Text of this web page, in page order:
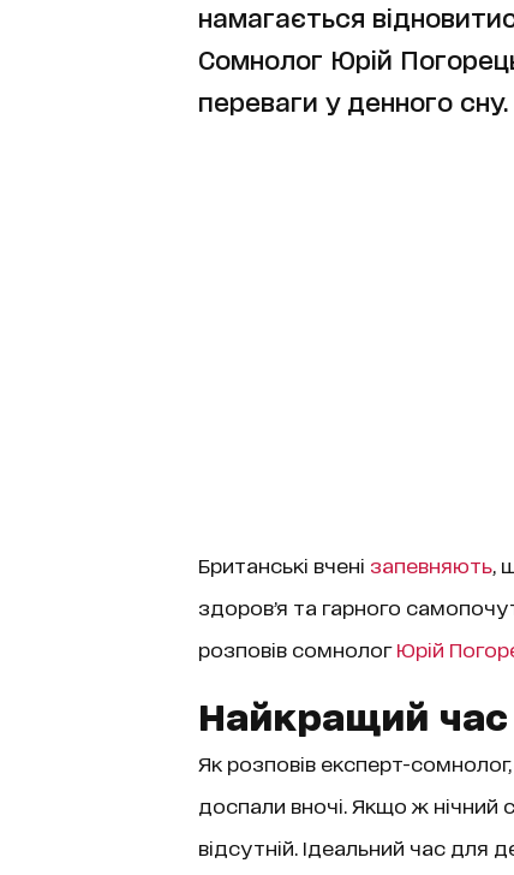
намагається
Сомнолог Юрій
переваги у денного сну.
Британські вчені запевняють,
здоровʼя та гарного
розповів сомнолог Юрій
Найкращий
Як розповів експерт-
доспали вночі. Якщо ж
відсутній. Ідеальний час для